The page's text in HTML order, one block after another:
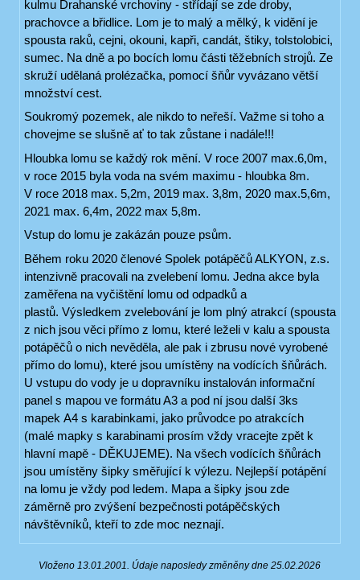
kulmu Drahanské vrchoviny - střídají se zde droby,
prachovce a břidlice. Lom je to malý a mělký, k vidění je
spousta raků, cejni, okouni, kapři, candát, štiky, tolstolobici,
sumec. Na dně a po bocích lomu části těžebních strojů. Ze
skruží udělaná prolézačka, pomocí šňůr vyvázano větší
množství cest.
Soukromý pozemek, ale nikdo to neřeší. Važme si toho a
chovejme se slušně ať to tak zůstane i nadále!!!
Hloubka lomu se každý rok mění. V roce 2007 max.6,0m,
v roce 2015 byla voda na svém maximu - hloubka 8m.
V roce 2018 max. 5,2m, 2019 max. 3,8m, 2020 max.5,6m,
2021 max. 6,4m, 2022 max 5,8m.
Vstup do lomu je zakázán pouze psům.
Během roku 2020 členové Spolek potápěčů ALKYON, z.s.
intenzivně pracovali na zvelebení lomu. Jedna akce byla
zaměřena na vyčištění lomu od odpadků a
plastů. Výsledkem zvelebování je lom plný atrakcí (spousta
z nich jsou věci přímo z lomu, které leželi v kalu a spousta
potápěčů o nich nevěděla, ale pak i zbrusu nové vyrobené
přímo do lomu), které jsou umístěny na vodících šňůrách.
U vstupu do vody je u dopravníku instalován informační
panel s mapou ve formátu A3 a pod ní jsou další 3ks
mapek A4 s karabinkami, jako průvodce po atrakcích
(malé mapky s karabinami prosím vždy vracejte zpět k
hlavní mapě - DĚKUJEME). Na všech vodících šňůrách
jsou umístěny šipky směřující k výlezu. Nejlepší potápění
na lomu je vždy pod ledem. Mapa a šipky jsou zde
záměrně pro zvýšení bezpečnosti potápěčských
návštěvníků, kteří to zde moc neznají.
Vloženo 13.01.2001. Údaje naposledy změněny dne 25.02.2026